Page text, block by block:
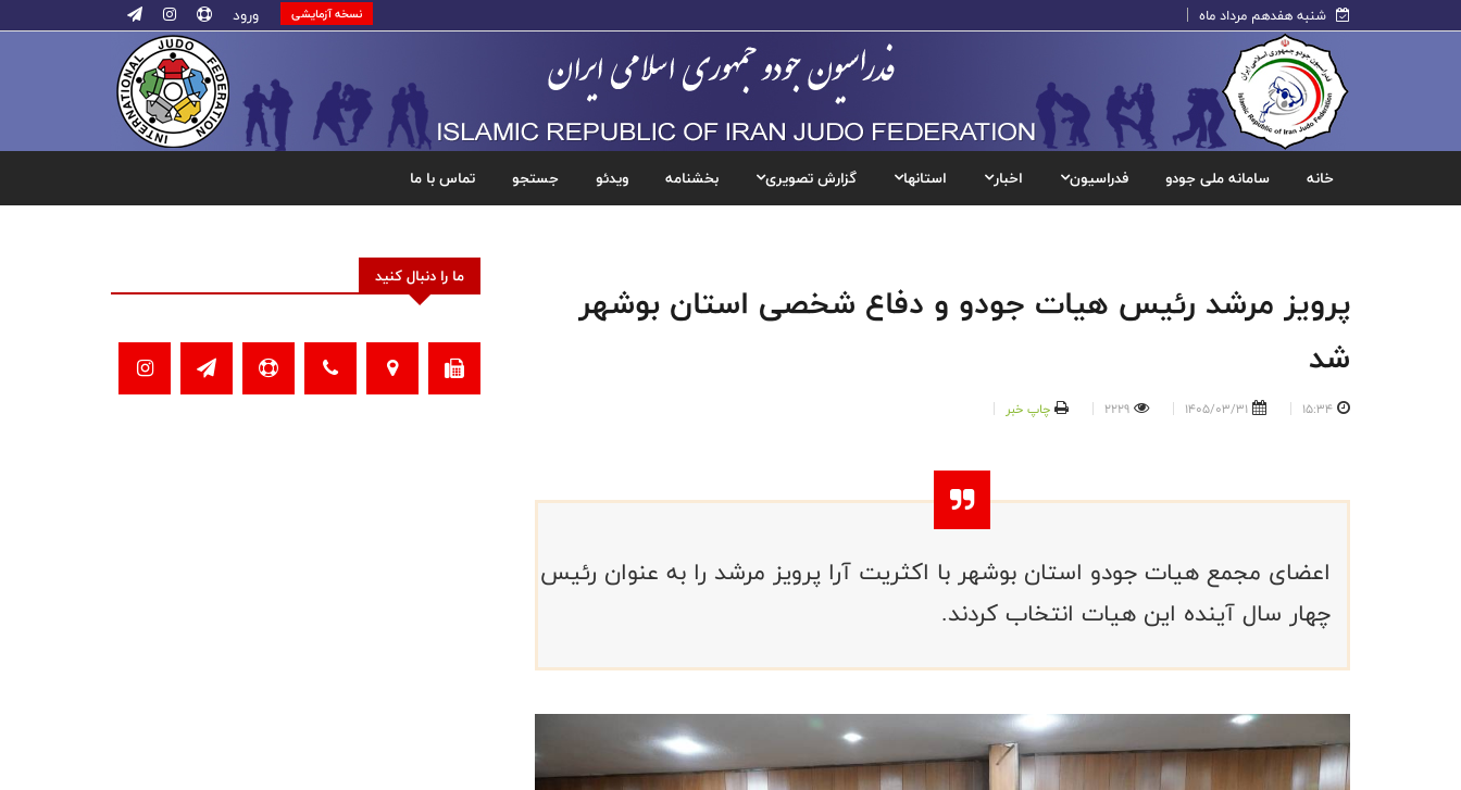
شنبه هفدهم مرداد ماه نسخه آزمایشی ورود
خانه سامانه ملی جودو فدراسیون اخبار استانها گزارش تصویری بخشنامه ویدئو جستجو تماس با ما
پرویز مرشد رئیس هیات جودو و دفاع شخصی استان بوشهر
شد
15:34
1405/03/31
2229 چاپ خبر
اعضای مجمع هیات جودو استان بوشهر با اکثریت آرا پرویز مرشد را به عنوان رئیس
چهار سال آینده این هیات انتخاب کردند.
ما را دنبال کنید